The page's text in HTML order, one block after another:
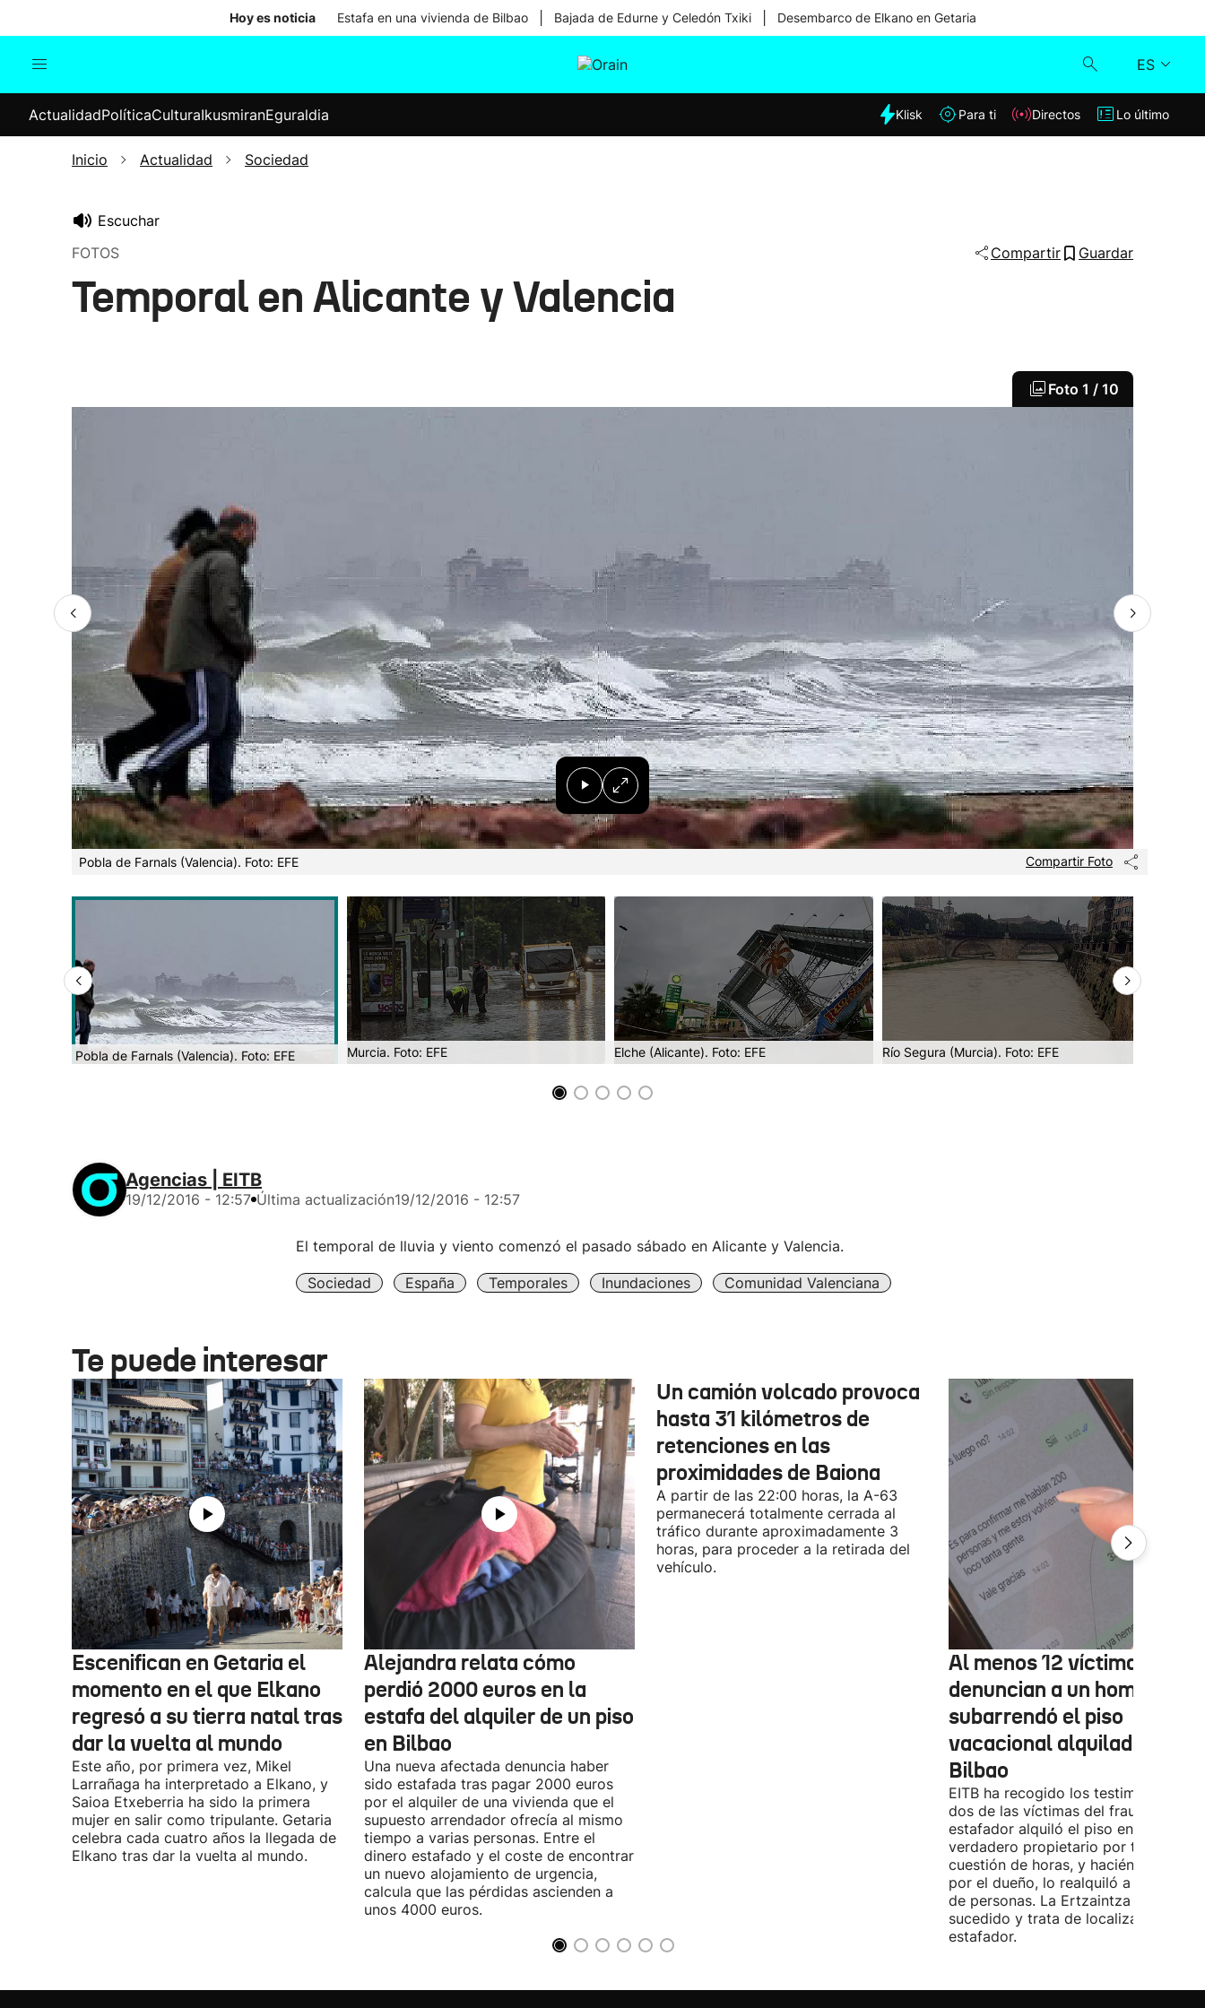
Hoy es noticia Estafa en una vivienda de Bilbao Bajada de Edurne y Celedón Txiki Desembarco de Elkano en Getaria
ES
Internacional
Elecciones
Klisk
ActualidadPolíticaCulturaIkusmiranEguraldia Klisk Para ti Directos Lo último
Inicio Actualidad Sociedad
Escuchar
FOTOS
Compartir Guardar
Temporal en Alicante y Valencia
Foto 1 / 10
Pobla de Farnals (Valencia). Foto: EFE Compartir Foto
Pobla de Farnals (Valencia). Foto: EFE Murcia. Foto: EFE Elche (Alicante). Foto: EFE Río Segura (Murcia). Foto: EFE
Agencias | EITB
19/12/2016 - 12:57 Última actualización19/12/2016 - 12:57
El temporal de lluvia y viento comenzó el pasado sábado en Alicante y Valencia.
Sociedad España Temporales Inundaciones Comunidad Valenciana
Te puede interesar
Escenifican en Getaria el
momento en el que Elkano
regresó a su tierra natal tras
dar la vuelta al mundo
Este año, por primera vez, Mikel
Larrañaga ha interpretado a Elkano, y
Saioa Etxeberria ha sido la primera
mujer en salir como tripulante. Getaria
celebra cada cuatro años la llegada de
Elkano tras dar la vuelta al mundo.
Alejandra relata cómo
perdió 2000 euros en la
estafa del alquiler de un piso
en Bilbao
Una nueva afectada denuncia haber
sido estafada tras pagar 2000 euros
por el alquiler de una vivienda que el
supuesto arrendador ofrecía al mismo
tiempo a varias personas. Entre el
dinero estafado y el coste de encontrar
un nuevo alojamiento de urgencia,
calcula que las pérdidas ascienden a
unos 4000 euros.
Un camión volcado provoca
hasta 31 kilómetros de
retenciones en las
proximidades de Baiona
A partir de las 22:00 horas, la A-63
permanecerá totalmente cerrada al
tráfico durante aproximadamente 3
horas, para proceder a la retirada del
vehículo.
Al menos 12 víctimas
denuncian a un hombre
subarrendó el piso
vacacional alquilado en
Bilbao
EITB ha recogido los testimonios de
dos de las víctimas del fraude. El
estafador alquiló el piso en Airbnb a
verdadero propietario por tres días.
cuestión de horas, y haciéndose
por el dueño, lo realquiló a una
de personas. La Ertzaintza investiga
sucedido y trata de localizar al
estafador.